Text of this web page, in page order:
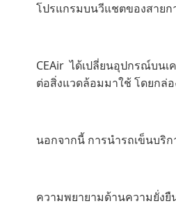
โปรแกรมบนวีแชตของสายก
CEAir ได้เปลี่ยนอุปกรณ์บน
ต่อสิ่งแวดล้อมมาใช้ โดยกล่
นอกจากนี้ การนำรถเข็นบริ
ความพยายามด้านความยั่ง